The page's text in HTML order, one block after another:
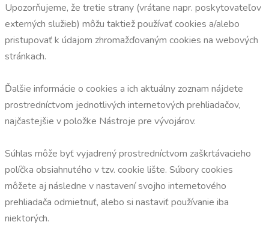
Upozorňujeme, že tretie strany (vrátane napr. poskytovateľov
externých služieb) môžu taktiež používať cookies a/alebo
pristupovať k údajom zhromažďovaným cookies na webových
stránkach.
Ďalšie informácie o cookies a ich aktuálny zoznam nájdete
prostredníctvom jednotlivých internetových prehliadačov,
najčastejšie v položke Nástroje pre vývojárov.
Súhlas môže byť vyjadrený prostredníctvom zaškrtávacieho
políčka obsiahnutého v tzv. cookie lište. Súbory cookies
môžete aj následne v nastavení svojho internetového
prehliadača odmietnuť, alebo si nastaviť používanie iba
niektorých.